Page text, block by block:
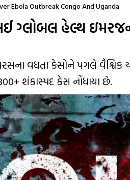
Ebola Outbreak Congo And Uganda
ગ્લોબલ હેલ્થ
વધતા કેસોને પગલે વૈશ્વિક
શંકાસ્પદ કેસ નોંધાયા છે.